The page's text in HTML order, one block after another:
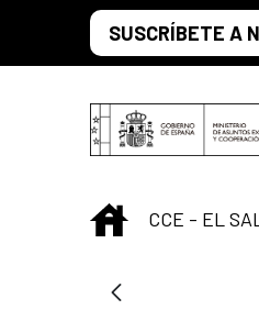
Saltar al contenido principal
SUSCRÍBETE A
INICIO
CCE - EL